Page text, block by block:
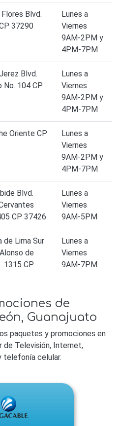
Blvd.
37290
Lunes a
Viernes
9AM-2PM y
4PM-7PM
Blvd.
No. 104 CP
Lunes a
Viernes
9AM-2PM y
4PM-7PM
Oriente CP
Lunes a
Viernes
9AM-2PM y
4PM-7PM
Blvd.
CP 37426
Lunes a
Viernes
9AM-5PM
de Lima Sur
de
1315 CP
Lunes a
Viernes
9AM-7PM
de
Guanajuato
paquetes y promociones en
de Televisión, Internet,
telefonía celular.